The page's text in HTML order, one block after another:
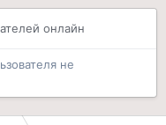
онлайн
не